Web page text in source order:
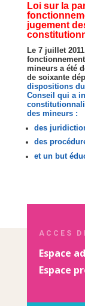
Loi sur la
jugement
Le 7 juillet
mineurs a été
de soixante
dispositions
Conseil qui a
des mineurs :
des
des
et un but
ACCES
Espace
Espace